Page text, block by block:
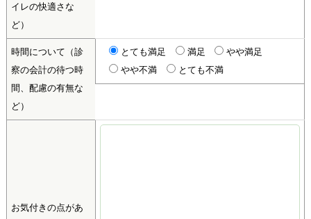
イレの快適さな
ど）
時間について（診
察の会計の待つ時
間、配慮の有無な
ど）
とても満足 満足
やや満足
やや不満
とても不満
お気付きの点があ